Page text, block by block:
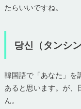
たらいいですね。
당신（タンシン
韓国語で「あなた」を
あると思います。が、
ん。